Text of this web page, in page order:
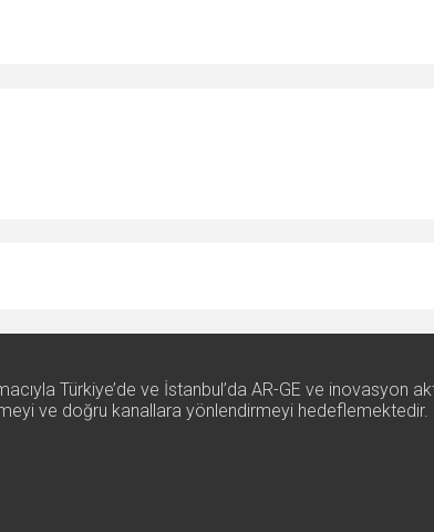
Türkiye’de ve İstanbul’da AR-GE ve inovasyon
ve doğru kanallara yönlendirmeyi hedeflemektedir.